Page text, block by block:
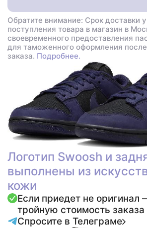
Обратите внимание: Срок доставки
поступления товара в магазин в
своевременного предоставления
для таможенного оформления
заказа. Подробнее.
Логотип Swoosh и
выполнены из
кожи
Если приедет не оригинал
тройную стоимость заказа
Спросите в Телеграме